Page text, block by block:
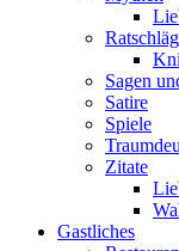
Sagen
Satire
Spiele
Zitate
Gastliches